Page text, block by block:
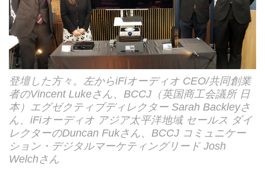
登壇した方々。左からiFiオーディオ CEO/共同創業
者のVincent Lukeさん、BCCJ（英国商工会議所 日
本）エグゼクティブディレクター Sarah Backleyさ
ん、iFiオーディオ アジア太平洋地域 セールス ダイ
レクターのDuncan Fukさん、BCCJ コミュニケー
ション・デジタルマーケティングリード Josh
Welchさん